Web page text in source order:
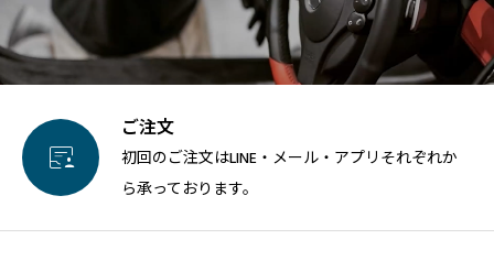

ご注文
初回のご注文はLINE・メール・アプリそれぞれか
ら承っております。